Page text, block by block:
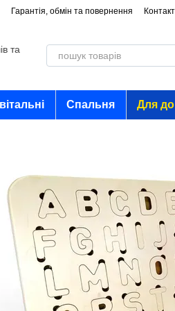
Гарантія, обмін та повернення
Спальня Для